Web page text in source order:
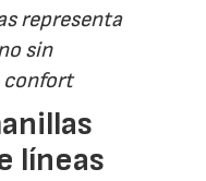
representa
sin
confort
líneas